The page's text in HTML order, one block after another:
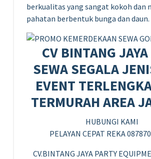
berkualitas yang sangat kokoh dan
pahatan berbentuk bunga dan daun.
CV BINTANG
SEWA SEGALA
EVENT
TERMURAH AREA
HUBUNGI KAMI
PELAYAN CEPAT REKA
CV.BINTANG JAYA PARTY